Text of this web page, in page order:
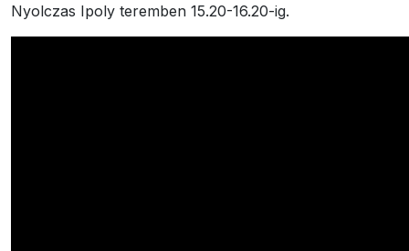
Nyolczas Ipoly teremben 15.20-16.20-ig.